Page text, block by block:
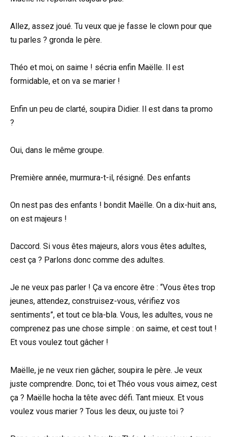
Allez, assez joué. Tu veux que je fasse le clown pour que
tu parles ? gronda le père.
Théo et moi, on saime ! sécria enfin Maëlle. Il est
formidable, et on va se marier !
Enfin un peu de clarté, soupira Didier. Il est dans ta promo
?
Oui, dans le même groupe.
Première année, murmura-t-il, résigné. Des enfants
On nest pas des enfants ! bondit Maëlle. On a dix-huit ans,
on est majeurs !
Daccord. Si vous êtes majeurs, alors vous êtes adultes,
cest ça ? Parlons donc comme des adultes.
Je ne veux pas parler ! Ça va encore être : “Vous êtes trop
jeunes, attendez, construisez-vous, vérifiez vos
sentiments”, et tout ce bla-bla. Vous, les adultes, vous ne
comprenez pas une chose simple : on saime, et cest tout !
Et vous voulez tout gâcher !
Maëlle, je ne veux rien gâcher, soupira le père. Je veux
juste comprendre. Donc, toi et Théo vous vous aimez, cest
ça ? Maëlle hocha la tête avec défi. Tant mieux. Et vous
voulez vous marier ? Tous les deux, ou juste toi ?